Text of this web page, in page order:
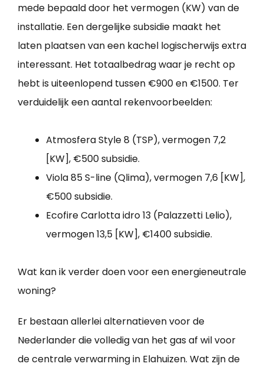
mede bepaald door het vermogen (KW) van de
installatie. Een dergelijke subsidie maakt het
laten plaatsen van een kachel logischerwijs extra
interessant. Het totaalbedrag waar je recht op
hebt is uiteenlopend tussen €900 en €1500. Ter
verduidelijk een aantal rekenvoorbeelden:
Atmosfera Style 8 (TSP), vermogen 7,2
[KW], €500 subsidie.
Viola 85 S-line (Qlima), vermogen 7,6 [KW],
€500 subsidie.
Ecofire Carlotta idro 13 (Palazzetti Lelio),
vermogen 13,5 [KW], €1400 subsidie.
Wat kan ik verder doen voor een energieneutrale
woning?
Er bestaan allerlei alternatieven voor de
Nederlander die volledig van het gas af wil voor
de centrale verwarming in Elahuizen. Wat zijn de